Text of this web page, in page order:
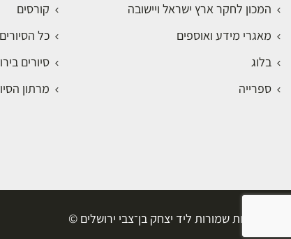
המכון לחקר ארץ ישראל ויישובה
מאגרי מידע ואוספים
בלוג
ספרייה
קורסים
כל הסיורים
סיורים
מרתון
כל הזכויות שמורות ליד יצחק בן־צבי ירושלים ©